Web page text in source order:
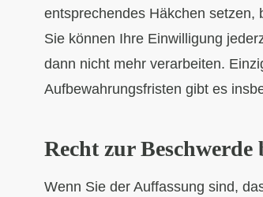
entsprechendes Häkchen setzen,
Sie können Ihre Einwilligung
dann nicht mehr verarbeiten.
Aufbewahrungsfristen gibt es
Recht zur
Wenn Sie der Auffassung sind,